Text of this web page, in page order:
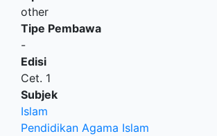
other
Tipe Pembawa
-
Edisi
Cet. 1
Subjek
Islam
Pendidikan Agama Islam